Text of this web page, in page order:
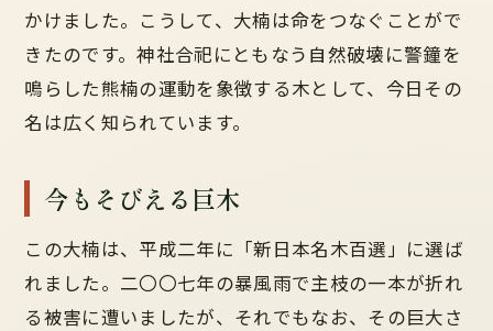
かけました。こうして、大楠は命をつなぐことがで
きたのです。神社合祀にともなう自然破壊に警鐘を
鳴らした熊楠の運動を象徴する木として、今日その
名は広く知られています。
今もそびえる巨木
この大楠は、平成二年に「新日本名木百選」に選ば
れました。二〇〇七年の暴風雨で主枝の一本が折れ
る被害に遭いましたが、それでもなお、その巨大さ